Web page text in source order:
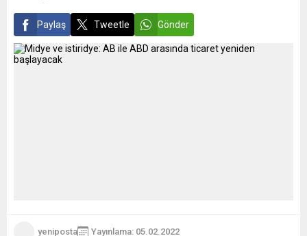
Paylaş Tweetle Gönder
yeniposta
Yayınlama: 05.02.2022